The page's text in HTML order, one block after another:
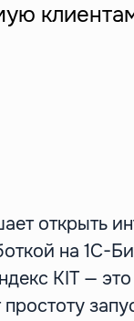
открыть
на 1С-
KIT —
простоту